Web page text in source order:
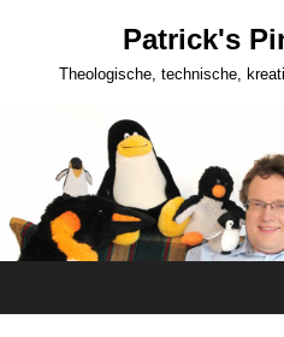
Patrick's
Theologische, technische,